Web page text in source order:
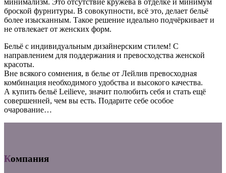
броской фурнитуры. В совокупности, всё это, делает бельё
более изысканным. Такое решение идеально подчёркивает и
не отвлекает от женских форм.
Бельё с индивидуальным дизайнерским стилем! С
направлением для поддержания и превосходства женской
красоты.
Вне всякого сомнения, в белье от Лейлив превосходная
комбинация необходимого удобства и высокого качества.
А купить бельё Leilieve, значит полюбить себя и стать ещё
совершенней, чем вы есть. Подарите себе особое
очарование…
Компания